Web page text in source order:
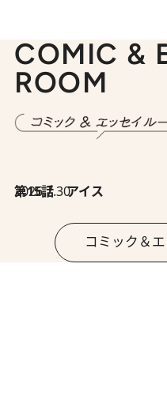
COMIC &
ROOM
2026.7.30
第15話 アイス
コミック＆